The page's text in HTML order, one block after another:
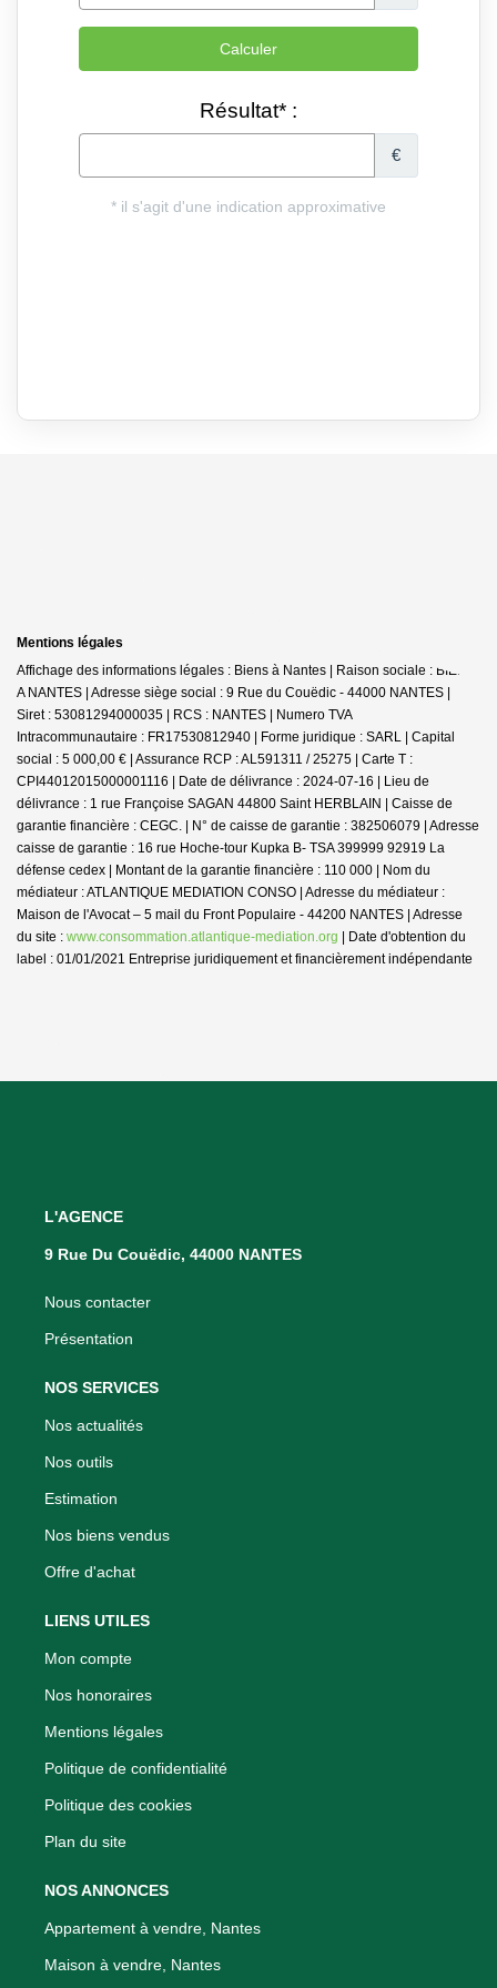
Mentions légales
Affichage des informations légales : Biens à Nantes | Raison sociale : BIENS
A NANTES | Adresse siège social : 9 Rue du Couëdic - 44000 NANTES |
Siret : 53081294000035 | RCS : NANTES | Numero TVA
Intracommunautaire : FR17530812940 | Forme juridique : SARL | Capital
social : 5 000,00 € | Assurance RCP : AL591311 / 25275 | Carte T :
CPI44012015000001116 | Date de délivrance : 2024-07-16 | Lieu de
délivrance : 1 rue Françoise SAGAN 44800 Saint HERBLAIN | Caisse de
garantie financière : CEGC. | N° de caisse de garantie : 382506079 | Adresse
caisse de garantie : 16 rue Hoche-tour Kupka B- TSA 399999 92919 La
défense cedex | Montant de la garantie financière : 110 000 | Nom du
médiateur : ATLANTIQUE MEDIATION CONSO | Adresse du médiateur :
Maison de l'Avocat – 5 mail du Front Populaire - 44200 NANTES | Adresse
du site : www.consommation.atlantique-mediation.org | Date d'obtention du
label : 01/01/2021 Entreprise juridiquement et financièrement indépendante
L'AGENCE
9 Rue Du Couëdic, 44000 NANTES
Nous contacter
Présentation
NOS SERVICES
Nos actualités
Nos outils
Estimation
Nos biens vendus
Offre d'achat
LIENS UTILES
Mon compte
Nos honoraires
Mentions légales
Politique de confidentialité
Politique des cookies
Plan du site
NOS ANNONCES
Appartement à vendre, Nantes
Maison à vendre, Nantes